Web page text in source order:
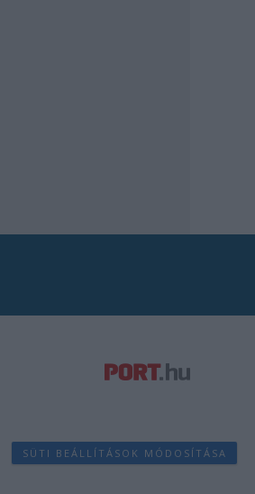
SÜTI BEÁLLÍTÁSOK MÓDOSÍTÁSA